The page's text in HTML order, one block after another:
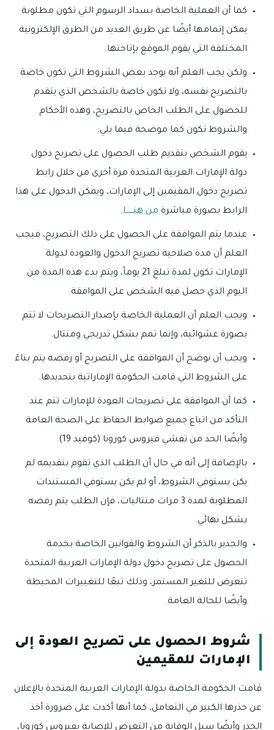
كما أن العملية الخاصة بسداد الرسوم التي تكون مطلوبة
يمكن إتمامها أيضًا عن طريق العديد من الطرق الإلكترونية
المختلفة التي يقوم الموقع بإتاحتها.
ولكن يجب العلم أنه يوجد بعض الشروط التي تكون خاصة
بالتصريح نفسه، ولا تكون خاصة بالشخص الذي يتقدم
للحصول على الطلب الخاص بالتصريح، وهذه الأحكام
والشروط تكون كما موضحة فيما يلي:
يقوم الشخص بتقديم طلب الحصول على تصريح دخول
دولة الإمارات العربية المتحدة مرة أخرى من خلال رابط
تصريح دخول المقيمين إلى الإمارات، ويمكن الدخول على هذا
الرابط بصورة مباشرة من هنــــــا.
عندما يتم الموافقة على الحصول على ذلك التصريح، فيجب
العلم أن مدة صلاحية تصريح الدخول والعودة لدولة
الإمارات تكون لمدة تبلغ 21 يوماً، ويتم بدء هذه المدة من
اليوم الذي حصل فيه الشخص على الموافقة.
ويجب العلم أن العملية الخاصة بإصدار التصريحات لا تتم
بصورة عشوائية، وإنما تمم بشكل تدريجي ومتتال.
ويجب أن نوضح أن الموافقة على التصريح أو رفضه يتم بناءً
على الشروط التي قامت الحكومة الإماراتية بتحديدها.
كما أن الموافقة على تصريحات العودة للإمارات تتم عند
التأكد من اتباع جميع ضوابط الحفاظ على الصحة العامة
وأيضًا الحد من تفشي فيروس كورونا (كوفيد 19).
بالإضافة إلى أنه في حال أن الطلب الذي تقوم بتقديمه لم
يكن يستوفي الشروط، أو لم يكن يستوفي المستندات
المطلوبة لمدة 3 مرات متتاليات، فإن الطلب يتم رفضه
بشكل نهائي.
والجدير بالذكر أن الشروط والقوانين الخاصة بخدمة
الحصول على تصريح دخول دولة الإمارات العربية المتحدة
تتعرض للتغير المستمر، وذلك تبعًا للتغييرات المحيطة
وأيضًا للحالة العامة.
شروط الحصول على تصريح العودة إلى
الإمارات للمقيمين
قامت الحكومة الخاصة بدولة الإمارات العربية المتحدة بالإعلان
عن حذرها الكبير في التعامل، كما أنها أكدت على ضرورة أخذ
الحذر وأيضًا سبل الوقاية من التعرض للإصابة بفيروس كورونا،